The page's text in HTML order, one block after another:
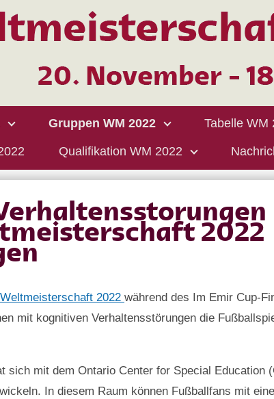
Gruppen WM 2022 Tabelle WM
Qualifikation WM 2022
2022
2022während des Im Emir Cup-
mit kognitiven Verhaltensstörungen die
sich mit dem Ontario Center for Special Education
In diesem Raum können Fußballfans mit